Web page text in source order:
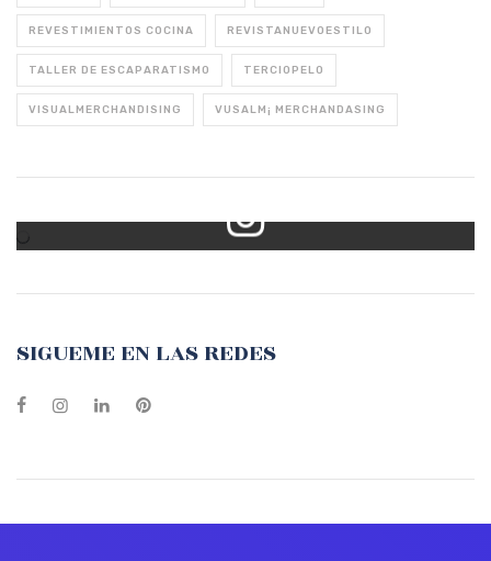
REVESTIMIENTOS COCINA REVISTANUEVOESTILO
TALLER DE ESCAPARATISMO TERCIOPELO
VISUALMERCHANDISING VUSALM¡ MERCHANDASING
SIGUEME EN LAS REDES